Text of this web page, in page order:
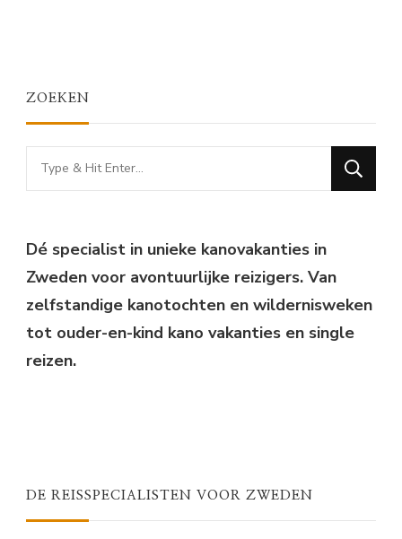
ZOEKEN
Looking
for
Dé specialist in unieke kanovakanties in
Zweden voor avontuurlijke reizigers. Van
zelfstandige kanotochten en wildernisweken
tot ouder-en-kind kano vakanties en single
reizen.
DE REISSPECIALISTEN VOOR ZWEDEN